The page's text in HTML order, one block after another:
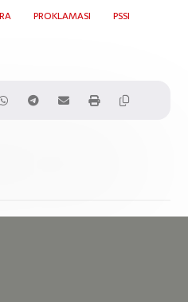
PROKLAMASI PSSI